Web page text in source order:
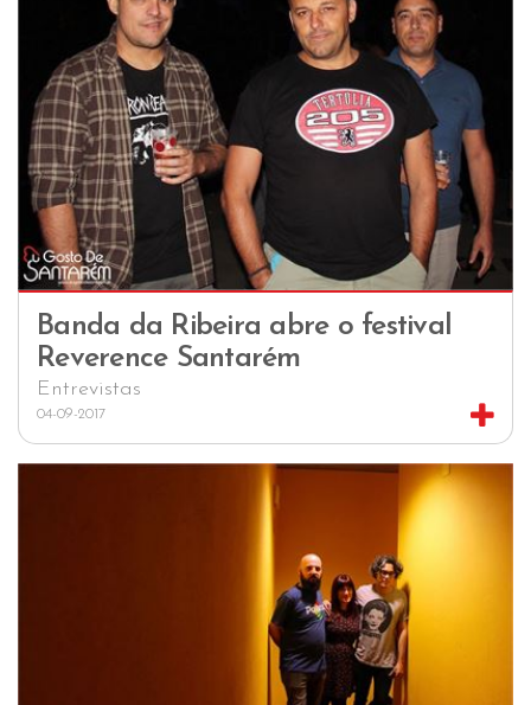
Banda da Ribeira abre o festival
Reverence Santarém
Entrevistas
04-09-2017